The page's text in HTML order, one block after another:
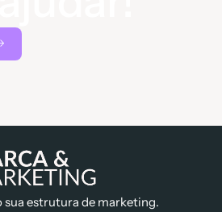
sua estrutura de marketing.